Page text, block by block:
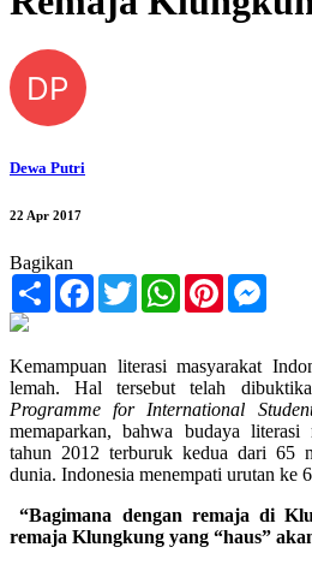
DP
Dewa Putri
22 Apr 2017
Bagikan
Share FacebookTwitterWhatsApp
Pinterest
Kemampuan literasi masyarakat
lemah. Hal tersebut telah
Programme for International
memaparkan, bahwa budaya literasi
tahun 2012 terburuk kedua dari 65
dunia. Indonesia menempati urutan ke
“Bagimana dengan remaja di
remaja Klungkung yang “haus”